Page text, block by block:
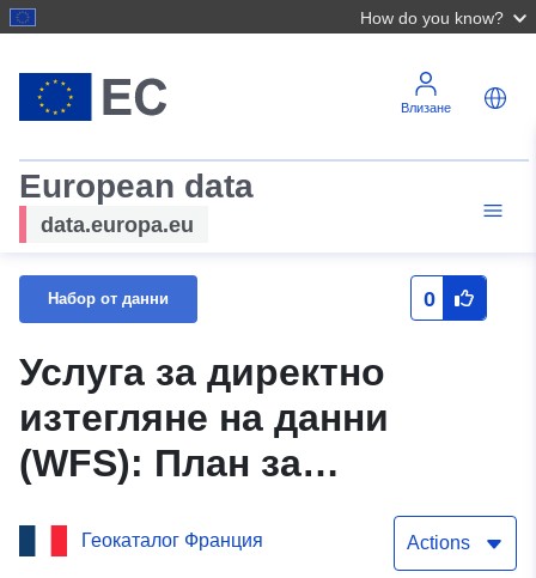
How do you know?
Влизане
European data
data.europa.eu
Набор от данни 0
Услуга за директно
изтегляне на данни
(WFS): План за
предотвратяване на
риска Балоня полево
Геокаталог Франция Actions